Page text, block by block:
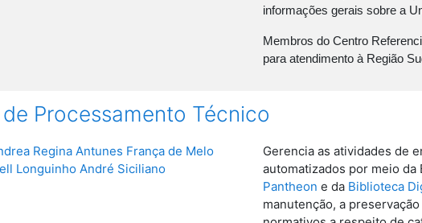
informações gerais sobre a
Membros do Centro
para atendimento à Região
Processamento Técnico
Gerencia as atividades de
automatizados por meio da
Pantheon e da Biblioteca
manutenção, a
Regina Antunes França de Melo
Longuinho André Siciliano